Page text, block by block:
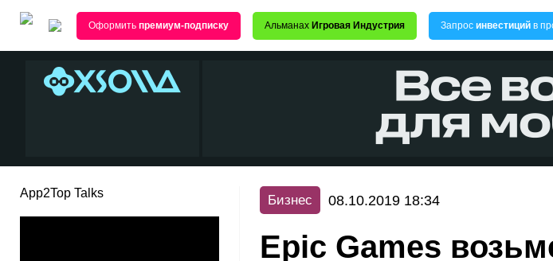
Оформить премиум-подписку Альманах Игровая Индустрия Запрос инвестиций в
App2Top Talks Бизнес 08.10.2019 18:34
Epic Games